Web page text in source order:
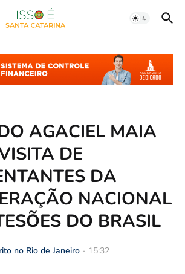
AGACIEL MAIA
DE
DA
NACIONAL
DO BRASIL
no Rio de Janeiro - 15:32